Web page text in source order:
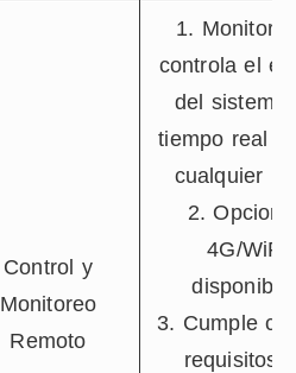
Control y
Monitoreo
Remoto
1.
controla el
del sistema
tiempo real
cualquier
2.
4G/WiFi
3. Cumple
requisitos